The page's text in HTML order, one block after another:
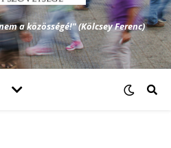
a közösségé!" (Kölcsey Ferenc)